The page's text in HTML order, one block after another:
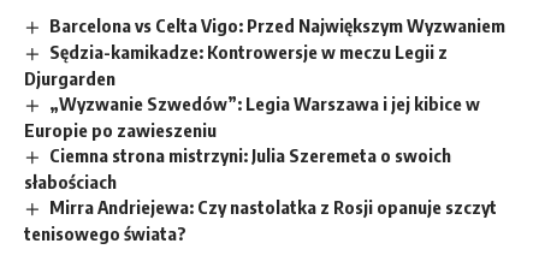
Barcelona vs Celta Vigo: Przed Największym Wyzwaniem
Sędzia-kamikadze: Kontrowersje w meczu Legii z
Djurgarden
„Wyzwanie Szwedów”: Legia Warszawa i jej kibice w
Europie po zawieszeniu
Ciemna strona mistrzyni: Julia Szeremeta o swoich
słabościach
Mirra Andriejewa: Czy nastolatka z Rosji opanuje szczyt
tenisowego świata?